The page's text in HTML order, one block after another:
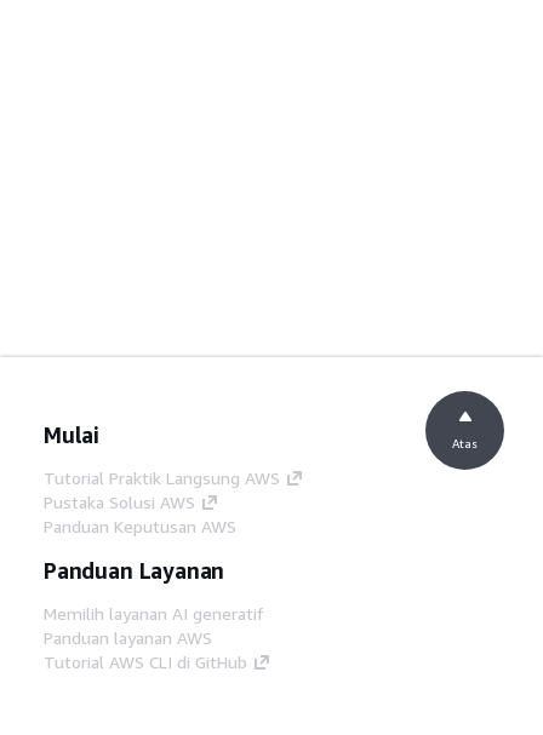
Mulai
Tutorial Praktik Langsung AWS
Pustaka Solusi AWS
Panduan Keputusan AWS
Panduan Layanan
Memilih layanan AI generatif
Panduan layanan AWS
Tutorial AWS CLI di GitHub
Atas